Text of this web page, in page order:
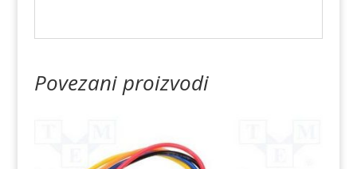
Povezani proizvodi